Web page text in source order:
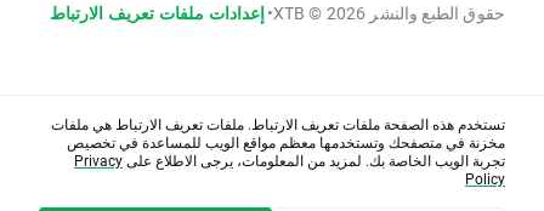
حقوق الطبع والنشر 2026 © XTB •إعدادات ملفات تعريف الارتباط
تستخدم هذه الصفحة ملفات تعريف الارتباط. ملفات تعريف الارتباط هي ملفات
مخزنة في متصفحك وتستخدمها معظم مواقع الويب للمساعدة في تخصيص
تجربة الويب الخاصة بك. لمزيد من المعلومات، يرجى الاطلاع علىPrivacy
Policy